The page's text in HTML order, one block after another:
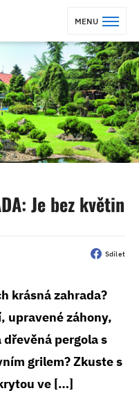
MENU
Je bez květin
Sdílet
krásná zahrada?
upravené záhony,
pergola s
grilem? Zkuste s
ve […]